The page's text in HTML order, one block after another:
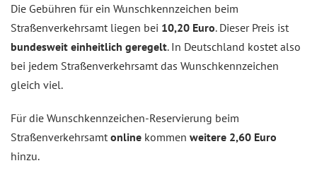
Die Gebühren für ein Wunschkennzeichen beim
Straßenverkehrsamt liegen bei 10,20 Euro. Dieser Preis ist
bundesweit einheitlich geregelt. In Deutschland kostet also
bei jedem Straßenverkehrsamt das Wunschkennzeichen
gleich viel.
Für die Wunschkennzeichen-Reservierung beim
Straßenverkehrsamt online kommen weitere 2,60 Euro
hinzu.